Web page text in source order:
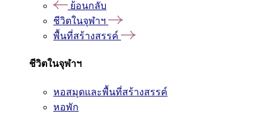
ย้อนกลับ
ชีวิตในจุฬาฯ
พื้นที่สร้างสรรค์
ชีวิตในจุฬาฯ
หอสมุดและพื้นที่สร้างสรรค์
หอพัก